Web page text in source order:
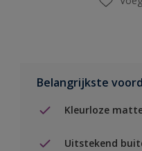
Belangrijkste
Kleurloze
Uitstekend